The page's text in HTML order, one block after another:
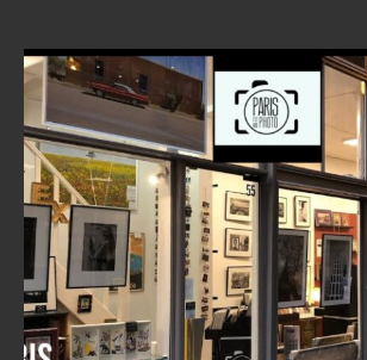
tant de sagacité ? En poussant la porte
Palais, on est plongé directement dans
l’enfance. Palais du bonbon L’idée de
artisans confiseurs de France a fait
Voici un incontournable site touristique
de la sucrerie. Les parisiens eux-
établissement comme un véritable
cette folle aventure George, qui a tout
concept pour avoir une autre vision
touristes peuvent offrir au retour de leur
Quoi de meilleur qu’une bonne dose de